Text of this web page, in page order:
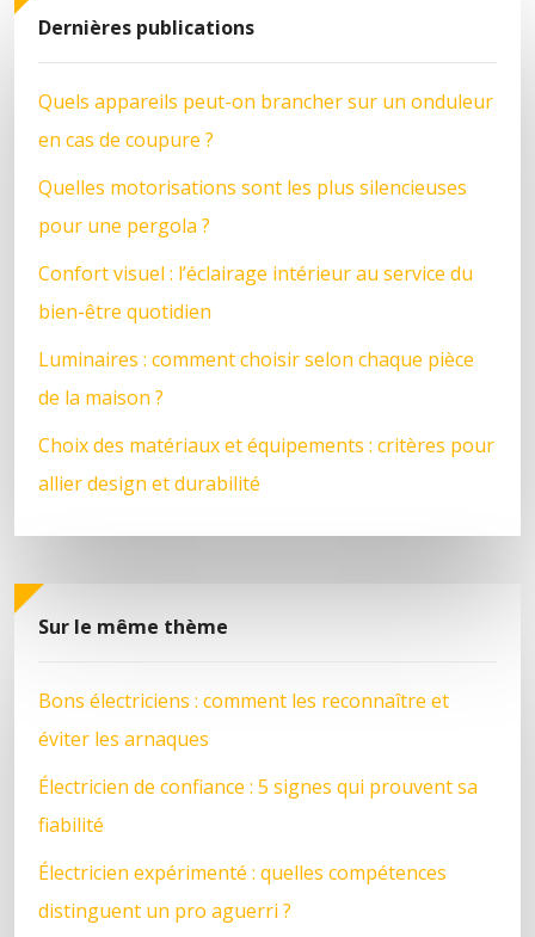
Dernières publications
Quels appareils peut-on brancher sur un onduleur
en cas de coupure ?
Quelles motorisations sont les plus silencieuses
pour une pergola ?
Confort visuel : l’éclairage intérieur au service du
bien-être quotidien
Luminaires : comment choisir selon chaque pièce
de la maison ?
Choix des matériaux et équipements : critères pour
allier design et durabilité
Sur le même thème
Bons électriciens : comment les reconnaître et
éviter les arnaques
Électricien de confiance : 5 signes qui prouvent sa
fiabilité
Électricien expérimenté : quelles compétences
distinguent un pro aguerri ?